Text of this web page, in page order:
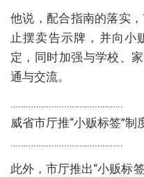
他说，配合指南的落实
止摆卖告示牌，并向小
定，同时加强与学校、
通与交流。
……………………………………..
威省市厅推“小贩标签”制
……………………………………..
此外，市厅推出“小贩标